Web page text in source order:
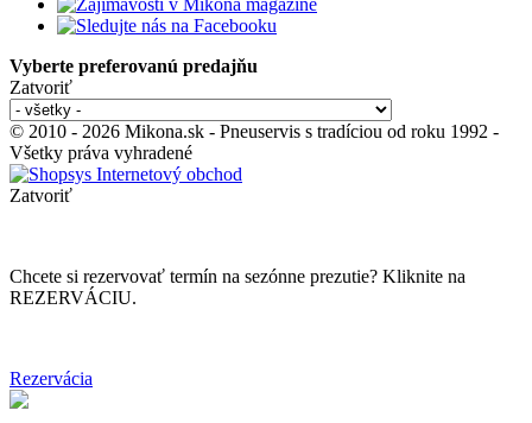
Vyberte preferovanú predajňu
Zatvoriť
© 2010 - 2026 Mikona.sk - Pneuservis s tradíciou od roku 1992 -
Všetky práva vyhradené
Zatvoriť
Chcete si rezervovať termín na sezónne prezutie? Kliknite na
REZERVÁCIU.
Rezervácia